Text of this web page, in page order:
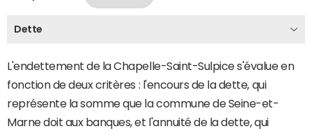
Dette
L'endettement de la Chapelle-Saint-Sulpice s'évalue en
fonction de deux critères : l'encours de la dette, qui
représente la somme que la commune de Seine-et-
Marne doit aux banques, et l'annuité de la dette, qui